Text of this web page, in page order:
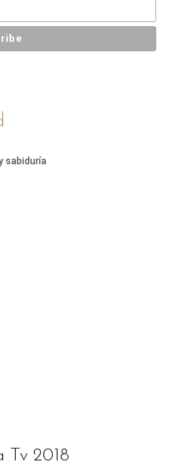
2018